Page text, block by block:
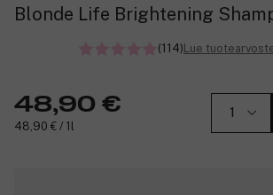
Blonde Life Brightening
(114)Lue
48,90 €
48,90 € / 1l